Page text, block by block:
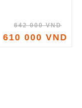
642 000 VND
610 000 VND